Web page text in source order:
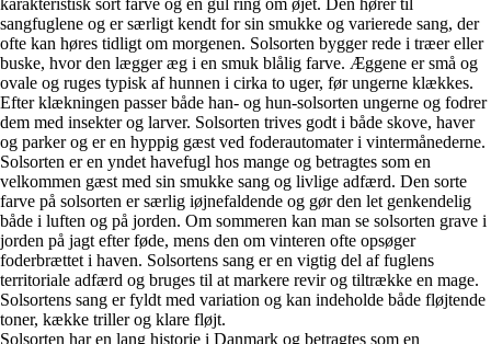
sangfuglene og er særligt kendt for sin smukke og varierede sang, der
ofte kan høres tidligt om morgenen. Solsorten bygger rede i træer eller
buske, hvor den lægger æg i en smuk blålig farve. Æggene er små og
ovale og ruges typisk af hunnen i cirka to uger, før ungerne klækkes.
Efter klækningen passer både han- og hun-solsorten ungerne og fodrer
dem med insekter og larver. Solsorten trives godt i både skove, haver
og parker og er en hyppig gæst ved foderautomater i vintermånederne.
Solsorten er en yndet havefugl hos mange og betragtes som en
velkommen gæst med sin smukke sang og livlige adfærd. Den sorte
farve på solsorten er særlig iøjnefaldende og gør den let genkendelig
både i luften og på jorden. Om sommeren kan man se solsorten grave i
jorden på jagt efter føde, mens den om vinteren ofte opsøger
foderbrættet i haven. Solsortens sang er en vigtig del af fuglens
territoriale adfærd og bruges til at markere revir og tiltrække en mage.
Solsortens sang er fyldt med variation og kan indeholde både fløjtende
toner, kække triller og klare fløjt.
Solsorten har en lang historie i Danmark og betragtes som en